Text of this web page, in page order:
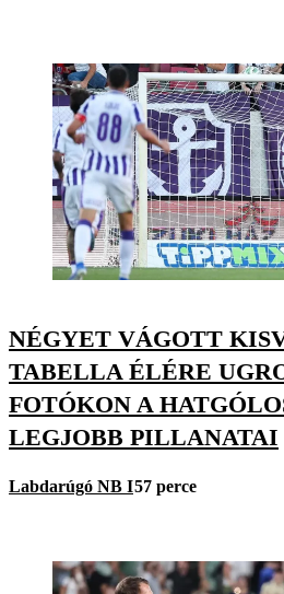
NÉGYET VÁGOTT
TABELLA ÉLÉRE
FOTÓKON A
LEGJOBB PILLANATAI
Labdarúgó NB I57 perce